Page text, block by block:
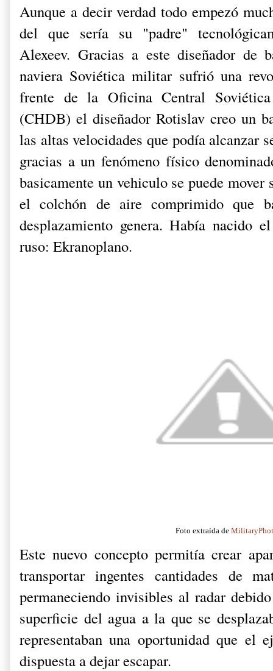
Aunque a decir verdad todo empezó
del que sería su "padre"
Alexeev. Gracias a este diseñador de
naviera Soviética militar sufrió una
frente de la Oficina Central
(CHDB) el diseñador Rotislav creo un
las altas velocidades que podía alcanzar
gracias a un fenómeno físico
basicamente un vehiculo se puede mover
el colchón de aire comprimido que
desplazamiento genera. Había nacido
ruso: Ekranoplano.
Foto extraída de
Este nuevo concepto permitía crear
transportar ingentes cantidades de
permaneciendo invisibles al radar
superficie del agua a la que se
representaban una oportunidad que el
dispuesta a dejar escapar.